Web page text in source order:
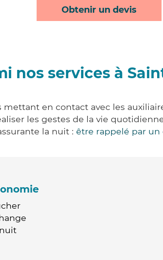
Obtenir un devis
nos services à
en contact avec les
les gestes de la vie
la nuit : être rappelé par un